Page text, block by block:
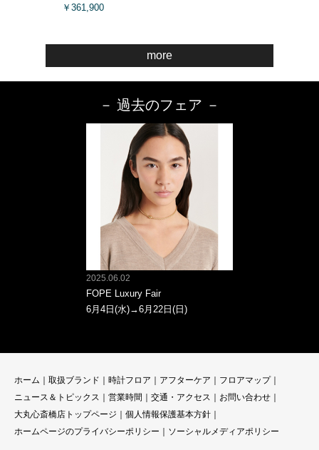
￥361,900
more
－ 過去のフェア －
2025.06.02
FOPE Luxury Fair
6月4日(水)→6月22日(日)
ホーム ｜ 取扱ブランド ｜ 時計フロア ｜ アフターケア ｜ フロアマップ｜
ニュース＆トピックス ｜ 営業時間 ｜ 交通・アクセス ｜ お問い合わせ ｜
大丸心斎橋店トップページ ｜ 個人情報保護基本方針 ｜
ホームページのプライバシーポリシー ｜ ソーシャルメディアポリシー